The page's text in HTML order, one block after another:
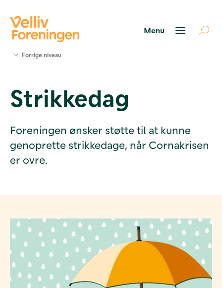
Værktøjer
og viden
Foreningen
Kontakt
os
Forrige niveau
Strikkedag
Foreningen ønsker støtte til at kunne
genoprette strikkedage, når Cornakrisen
er ovre.